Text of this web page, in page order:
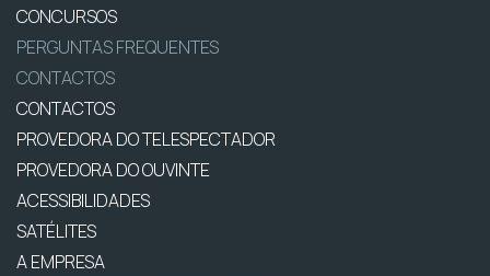
CONCURSOS
PERGUNTAS FREQUENTES
CONTACTOS
CONTACTOS
PROVEDORA DO TELESPECTADOR
PROVEDORA DO OUVINTE
ACESSIBILIDADES
SATÉLITES
A EMPRESA